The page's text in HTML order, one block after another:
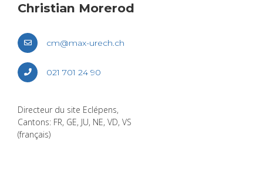
Chris­tian More­rod
cm@​max-​urech.​ch
021 701 24 90
Direc­teur du site Eclé­pens,
Can­tons: FR, GE, JU, NE, VD, VS
(fran­çais)